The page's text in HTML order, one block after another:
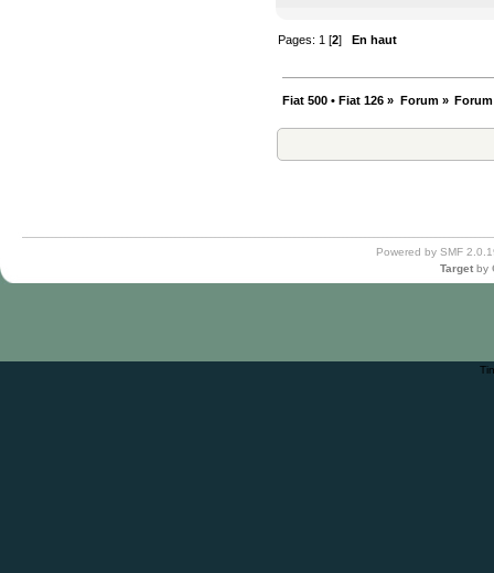
Pages: 1 [2]En haut
Fiat 500 • Fiat 126 » Forum»
Powered by SMF
Target by